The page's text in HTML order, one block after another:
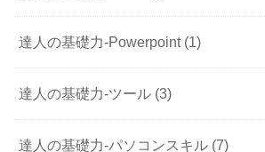
達人の基礎力-Powerpoint (1)
達人の基礎力-ツール (3)
達人の基礎力-パソコンスキル (7)